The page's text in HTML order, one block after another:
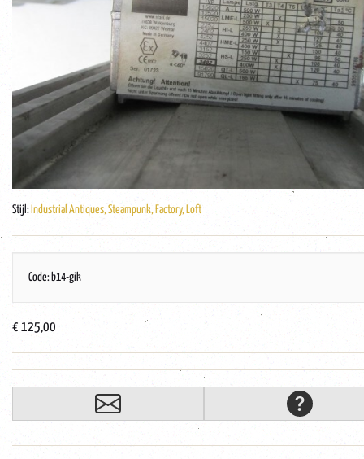
Stijl: Industrial Antiques, Steampunk, Factory, Loft
Code: b14-gik
€ 125,00